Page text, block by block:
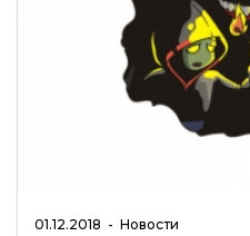
01.12.2018 - Новости